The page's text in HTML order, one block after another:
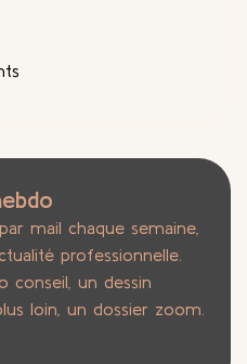
mail chaque semaine,
professionnelle.
conseil, un dessin
loin, un dossier zoom.